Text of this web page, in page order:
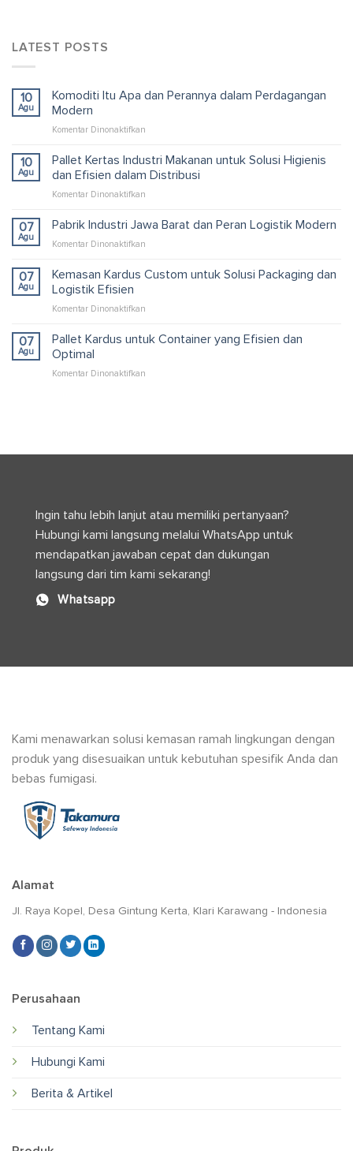
LATEST POSTS
10
Agu
Komoditi Itu Apa dan Perannya dalam Perdagangan
Modern
Komentar Dinonaktifkan
Itu
Apa
Perdagangan
10
Agu
Pallet Kertas Industri Makanan untuk Solusi Higienis
dan Efisien dalam Distribusi
Komentar Dinonaktifkan
Kertas
Solusi
Distribusi
07
Agu
Pabrik Industri Jawa Barat dan Peran Logistik Modern
Komentar Dinonaktifkan
Industri
Logistik
07
Agu
Kemasan Kardus Custom untuk Solusi Packaging dan
Logistik Efisien
Komentar Dinonaktifkan
Kardus
07
Agu
Pallet Kardus untuk Container yang Efisien dan
Optimal
Komentar Dinonaktifkan
Efisien
Ingin tahu lebih lanjut atau memiliki pertanyaan?
Hubungi kami langsung melalui WhatsApp untuk
mendapatkan jawaban cepat dan dukungan
langsung dari tim kami sekarang!
Whatsapp
Kami menawarkan solusi kemasan ramah lingkungan dengan
produk yang disesuaikan untuk kebutuhan spesifik Anda dan
bebas fumigasi.
Perusahaan
Tentang Kami
Hubungi Kami
Berita & Artikel
Alamat
Jl. Raya Kopel, Desa Gintung Kerta, Klari Karawang - Indonesia